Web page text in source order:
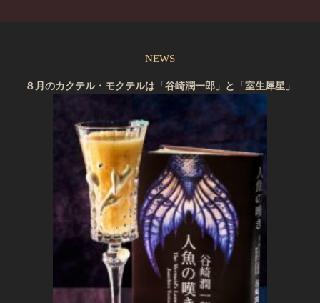
NEWS
８月のカクテル・モクテルは「谷崎潤一郎」と「室生犀星」